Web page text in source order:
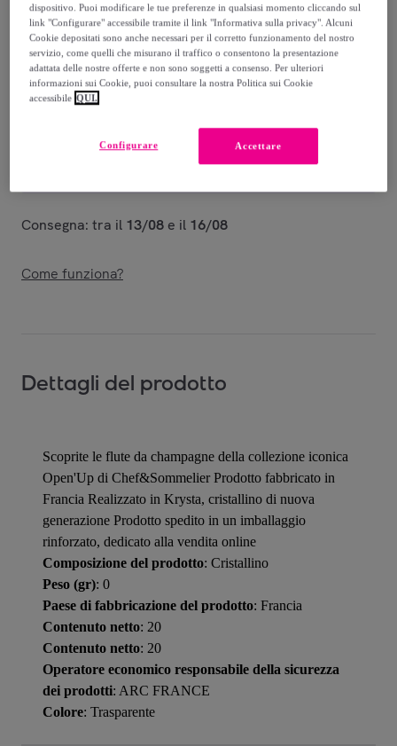
Venduto daLa Table d'Arc
Consegna
Consegna da12 €
Consegna: tra il 13/08 e il 16/08
Come funziona?
Dettagli del prodotto
Scoprite le flute da champagne della collezione iconica
Open'Up di Chef&Sommelier Prodotto fabbricato in
Francia Realizzato in Krysta, cristallino di nuova
generazione Prodotto spedito in un imballaggio
rinforzato, dedicato alla vendita online
Composizione del prodotto: Cristallino
Peso (gr): 0
Paese di fabbricazione del prodotto: Francia
Contenuto netto: 20
Contenuto netto: 20
Operatore economico responsabile della sicurezza
dei prodotti: ARC FRANCE
Colore: Trasparente
dispositivo. Puoi modificare le tue preferenze in qualsiasi momento cliccando sul
link "Configurare" accessibile tramite il link "Informativa sulla privacy". Alcuni
Cookie depositati sono anche necessari per il corretto funzionamento del nostro
servizio, come quelli che misurano il traffico o consentono la presentazione
adattata delle nostre offerte e non sono soggetti a consenso. Per ulteriori
informazioni sui Cookie, puoi consultare la nostra Politica sui Cookie
accessibile QUI.
Accettare
Configurare